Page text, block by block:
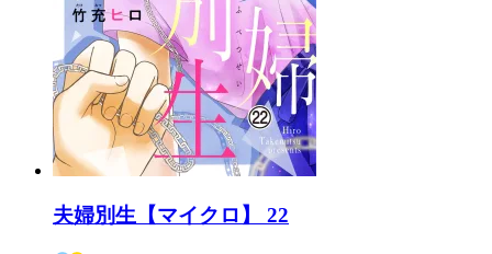
夫婦別生【マイクロ】 22